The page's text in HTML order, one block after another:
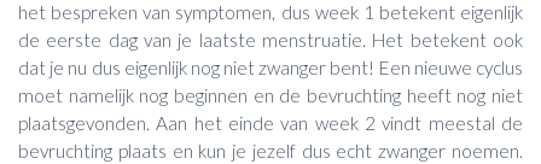
het bespreken van symptomen, dus week 1 betekent eigenlijk
de eerste dag van je laatste menstruatie. Het betekent ook
dat je nu dus eigenlijk nog niet zwanger bent! Een nieuwe cyclus
moet namelijk nog beginnen en de bevruchting heeft nog niet
plaatsgevonden. Aan het einde van week 2 vindt meestal de
bevruchting plaats en kun je jezelf dus echt zwanger noemen.